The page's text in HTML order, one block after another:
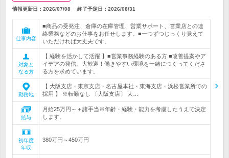
情報更新日：2026/07/08 終了予定日： 2026/08/31
仕事内容
■商品の受発注、倉庫の在庫管理、営業サポート、営業店との連
絡業務などのお仕事をお任せします。■一つずつじっくり覚えて
いただければ大丈夫です。
対象と
なる方
【 経験を活かして活躍 】■営業事務経験のある方 ■改善提案やア
イデアの発信、大歓迎！働きやすい環境を一緒につくってくださ
る方を求めています。
勤務地
【 大阪支店・東京支店・名古屋本社・東海支店・浜松営業所での
採用 】 ※転勤なし 〔大阪支店〕 大…
給与
月給25万円～＋諸手当※年齢・経験・能力を考慮したうえで決定
します。
初年度
年収
380万円～450万円